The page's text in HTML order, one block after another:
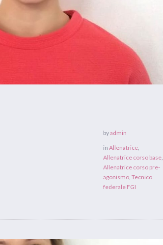
byadmin
inAllenatrice,
Allenatrice corso base,
Allenatrice corso pre-
agonismo,Tecnico
federale FGI